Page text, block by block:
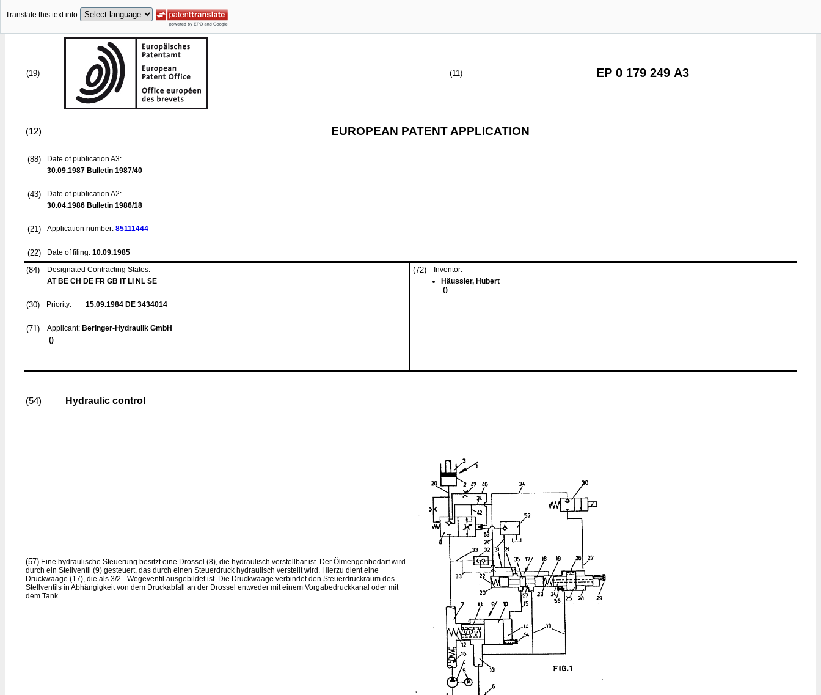
Translate this text into
(19) (11) EP 0 179 249 A3
(12) EUROPEAN PATENT APPLICATION
(88)
Date of publication A3:
30.09.1987 Bulletin 1987/40
(43)
Date of publication A2:
30.04.1986 Bulletin 1986/18
(21) Application number: 85111444
(22) Date of filing: 10.09.1985
(84)
Designated Contracting States:
AT BE CH DE FR GB IT LI NL SE
(30) Priority: 15.09.1984 DE 3434014
(71) Applicant: Beringer-Hydraulik GmbH
()
(72)
Inventor:
Häussler, Hubert
()
(54) Hydraulic control
(57) Eine hydraulische Steuerung besitzt eine Drossel (8), die hydraulisch verstellbar ist. Der Ölmengenbedarf wird
durch ein Stellventil (9) gesteuert, das durch einen Steuerdruck hydraulisch verstellt wird. Hierzu dient eine
Druckwaage (17), die als 3/2 - Wegeventil ausgebildet ist. Die Druckwaage verbindet den Steuerdruckraum des
Stellventils in Abhängigkeit von dem Druckabfall an der Drossel entweder mit einem Vorgabedruckkanal oder mit
dem Tank.